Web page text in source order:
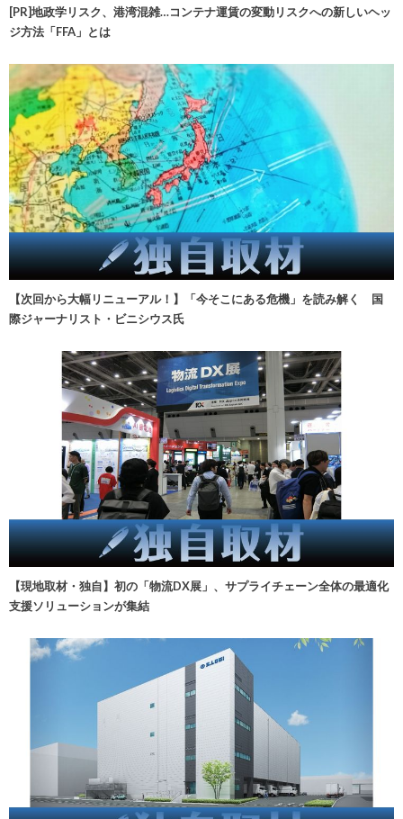
[PR]地政学リスク、港湾混雑…コンテナ運賃の変動リスクへの新しいヘッ
ジ方法「FFA」とは
【次回から大幅リニューアル！】「今そこにある危機」を読み解く 国
際ジャーナリスト・ビニシウス氏
【現地取材・独自】初の「物流DX展」、サプライチェーン全体の最適化
支援ソリューションが集結